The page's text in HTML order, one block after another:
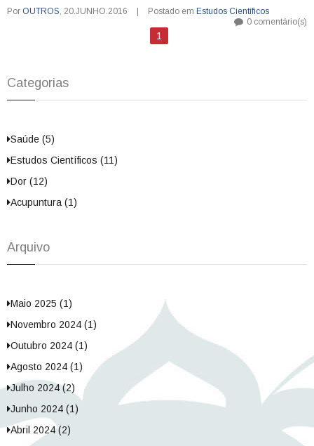
Por OUTROS, 20.JUNHO.2016 Postado em Estudos Científicos
0 comentário(s)
1
Categorias
Saúde (5)
Estudos Científicos (11)
Dor (12)
Acupuntura (1)
Arquivo
Maio 2025 (1)
Novembro 2024 (1)
Outubro 2024 (1)
Agosto 2024 (1)
Julho 2024 (2)
Junho 2024 (1)
Abril 2024 (2)